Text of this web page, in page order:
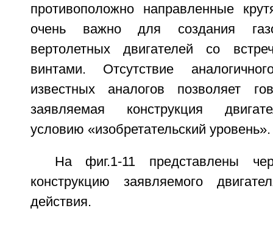
противоположно направленные
очень важно для создания
вертолетных двигателей со
винтами. Отсутствие
известных аналогов позволяет
заявляемая конструкция
условию «изобретательский уровень».
На фиг.1-11 представлены
конструкцию заявляемого
действия.